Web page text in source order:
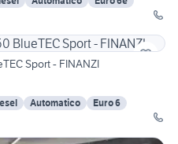
Sport - FINANZI
Automatico
Euro 6